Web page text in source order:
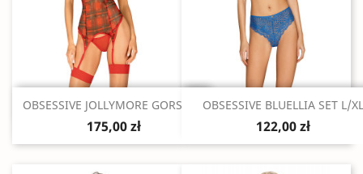
Szybki podgląd
OBSESSIVE JOLLYMORE GORSET...
175,00 zł
Szybki podgląd
OBSESSIVE BLUELLIA SET L/XL
122,00 zł